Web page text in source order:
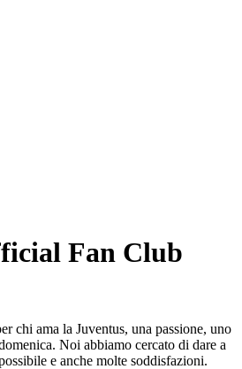
Fan Club
chi ama la Juventus, una passione, uno
Noi abbiamo cercato di dare a
e anche molte soddisfazioni.